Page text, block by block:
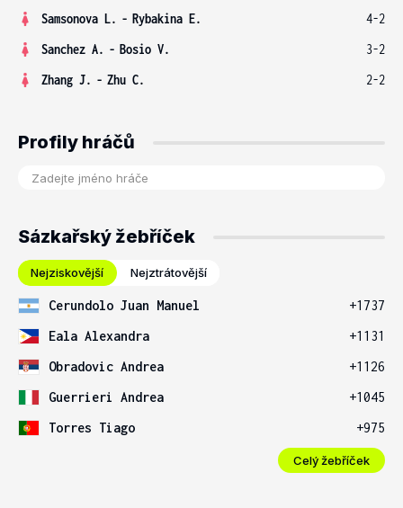
Samsonova L. - Rybakina E.
4-2
Sanchez A. - Bosio V.
3-2
Zhang J. - Zhu C. 2-2
Profily hráčů
Sázkařský žebříček
Nejziskovější Nejztrátovější
Cerundolo Juan Manuel
+1737
Eala Alexandra
+1131
Obradovic Andrea
+1126
Guerrieri Andrea
+1045
Torres Tiago
+975
Celý žebříček